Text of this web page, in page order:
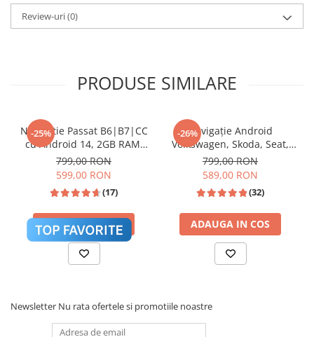
ROM
nuclee,rezistent la apa si zgarieturi
ANDROID
PUTERE SUNET
4X45W DSP EQ cu reglaj pe 36 BENZI
30+ (ROMANA, MAGHIARA, ENGLEZA
WIFI
DA (INTEGRAT)
CONECTIVITATE
HOTSPOT TELEFON WIFI + SLOT SIM 4G
AUTO
ALIMENTARE
12V
Review-uri(0)
PRODUSE SIMILARE
-25%
Navigatie Passat B6|B7|CC
cu Android 14, 2GB RAM,
CarPlay si Anroid Auto,
Mirror Link, Wi-fi, Youtube,
Waze, ecran HD 10.1 Inch
799,00 RON
599,00 RON
(17)
ADAUGA IN COS
-26%Navigație Android
Volkswagen, Skoda, Seat,
CarPlay & Android Auto,
ecran 7"|Compatibil Golf 5,
Golf 6, Jetta, Passat
B6/B7/CC, Polo, Tiguan,
Touran
799,00 RON
589,00 RON
(32)
ADAUGA IN COS
Newsletter Nu rata ofertele si promotiile noastre